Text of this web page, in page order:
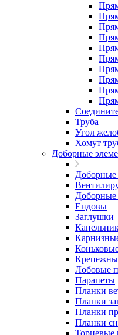
Труба
Угол
Хомут
Доборные
Доборные
Доборные
Ендовы
Заглушки
Лобовые
Парапеты
Планки
Планки
Планки
Планки
Торцевые